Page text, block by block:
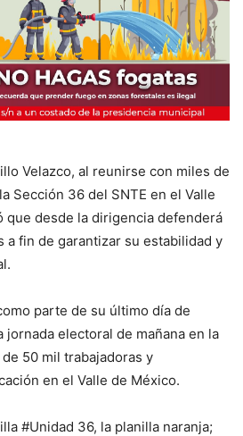
Velazco, al reunirse con miles de
Sección 36 del SNTE en el Valle
que desde la dirigencia defenderá
a fin de garantizar su estabilidad y
parte de su último día de
jornada electoral de mañana en la
50 mil trabajadoras y
en el Valle de México.
#Unidad 36, la planilla naranja;